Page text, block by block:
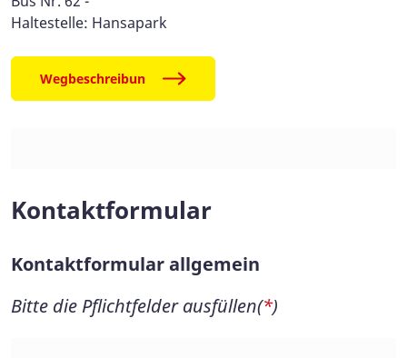
Haltestelle: Hansapark
Wegbeschreibun
Kontaktformular
Kontaktformular allgemein
Bitte die Pflichtfelder ausfüllen(*)